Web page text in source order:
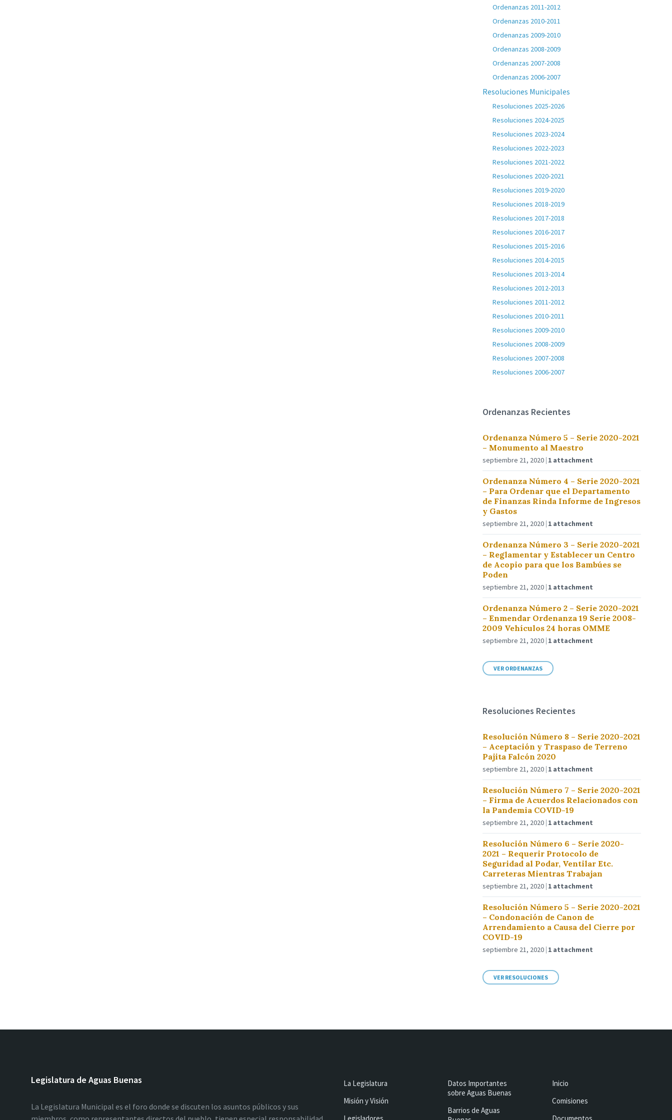
Ordenanzas 2011-2012
Ordenanzas 2010-2011
Ordenanzas 2009-2010
Ordenanzas 2008-2009
Ordenanzas 2007-2008
Ordenanzas 2006-2007
Resoluciones Municipales
Resoluciones 2025-2026
Resoluciones 2024-2025
Resoluciones 2023-2024
Resoluciones 2022-2023
Resoluciones 2021-2022
Resoluciones 2020-2021
Resoluciones 2019-2020
Resoluciones 2018-2019
Resoluciones 2017-2018
Resoluciones 2016-2017
Resoluciones 2015-2016
Resoluciones 2014-2015
Resoluciones 2013-2014
Resoluciones 2012-2013
Resoluciones 2011-2012
Resoluciones 2010-2011
Resoluciones 2009-2010
Resoluciones 2008-2009
Resoluciones 2007-2008
Resoluciones 2006-2007
Ordenanzas Recientes
Ordenanza Número 5 – Serie 2020-2021
– Monumento al Maestro
septiembre 21, 2020 1 attachment
Ordenanza Número 4 – Serie 2020-2021
– Para Ordenar que el Departamento
de Finanzas Rinda Informe de Ingresos
y Gastos
septiembre 21, 2020 1 attachment
Ordenanza Número 3 – Serie 2020-2021
– Reglamentar y Establecer un Centro
de Acopio para que los Bambúes se
Poden
septiembre 21, 2020 1 attachment
Ordenanza Número 2 – Serie 2020-2021
– Enmendar Ordenanza 19 Serie 2008-
2009 Vehículos 24 horas OMME
septiembre 21, 2020 1 attachment
VER ORDENANZAS
Resoluciones Recientes
Resolución Número 8 – Serie 2020-2021
– Aceptación y Traspaso de Terreno
Pajita Falcón 2020
septiembre 21, 2020 1 attachment
Resolución Número 7 – Serie 2020-2021
– Firma de Acuerdos Relacionados con
la Pandemia COVID-19
septiembre 21, 2020 1 attachment
Resolución Número 6 – Serie 2020-
2021 – Requerir Protocolo de
Seguridad al Podar, Ventilar Etc.
Carreteras Mientras Trabajan
septiembre 21, 2020 1 attachment
Resolución Número 5 – Serie 2020-2021
– Condonación de Canon de
Arrendamiento a Causa del Cierre por
COVID-19
septiembre 21, 2020 1 attachment
VER RESOLUCIONES
Legislatura de Aguas Buenas
La Legislatura Municipal es el foro donde se discuten los asuntos públicos y sus
La Legislatura
Misión y Visión
Datos Importantes
sobre Aguas Buenas
Barrios de Aguas
Inicio
Comisiones